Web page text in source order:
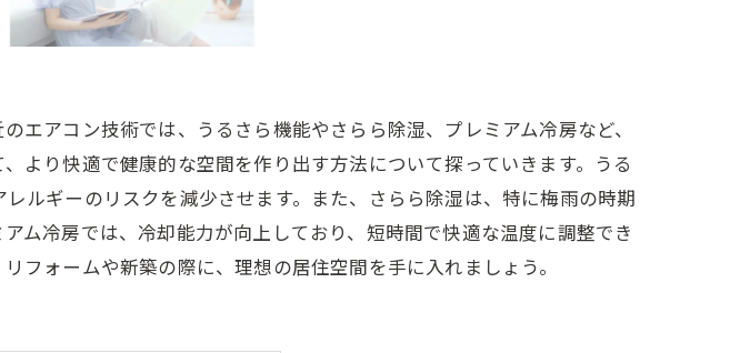
アコン技術では、うるさら機能やさらら除湿、プレミアム冷房など、
より快適で健康的な空間を作り出す方法について探っていきます。うる
ルギーのリスクを減少させます。また、さらら除湿は、特に梅雨の時期
ム冷房では、冷却能力が向上しており、短時間で快適な温度に調整でき
フォームや新築の際に、理想の居住空間を手に入れましょう。